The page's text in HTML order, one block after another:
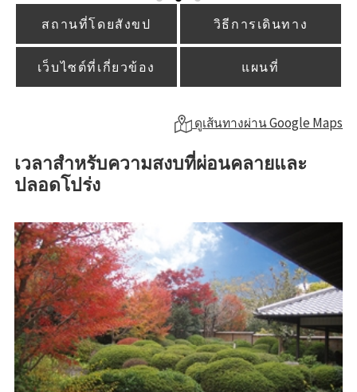
สถานที่โดยสังขป วิธีการเดินทาง
เว็บไซต์ที่เกี่ยวข้อง แผนที่
ดูเส้นทางผ่าน Google Maps
เวลาสำหรับความสงบที่ผ่อนคลายและ
ปลอดโปร่ง